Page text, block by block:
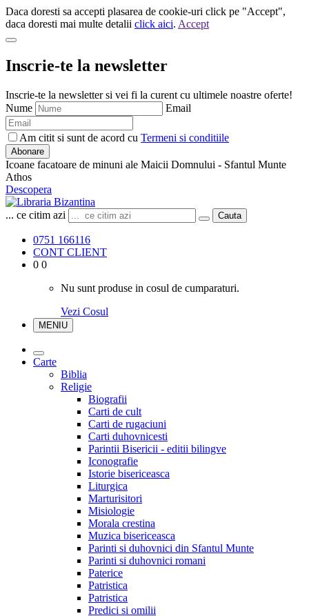
Daca doresti sa accepti plasarea de cookie-uri click pe "Accept",
daca doresti mai multe detalii click aici. Accept
Inscrie-te la newsletter
Inscrie-te la newsletter si vei fi la curent cu ultimele noastre oferte!
Nume
Email
Am citit si sunt de acord cu Termeni si conditiile
Abonare
Icoane facatoare de minuni ale Maicii Domnului - Sfantul Munte
Athos
Descopera
... ce citim azi Cauta
0751 166116
CONT CLIENT
0 0
Nu sunt produse in cosul de cumparaturi.
Vezi Cosul
MENIU
Carte
Biblia
Religie
Biografii
Carti de cult
Carti de rugaciuni
Carti duhovnicesti
Parintii Bisericii - editii bilingve
Iconografie
Istorie bisericeasca
Liturgica
Marturisitori
Misiologie
Morala crestina
Muzica bisericeasca
Parinti si duhovnici din Sfantul Munte
Parinti si duhovnici romani
Paterice
Patristica
Patristica
Predici si omilii